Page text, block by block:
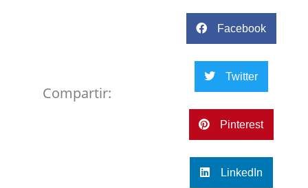
Compartir:
Facebook
Twitter
Pinterest
LinkedIn